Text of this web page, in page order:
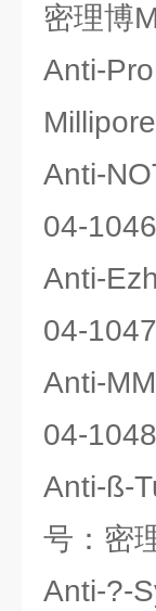
密理博
Anti-
Anti-
04-1046
Anti-
04-1047
Anti-
04-1048
Anti-ß-
号：密
Anti-?-